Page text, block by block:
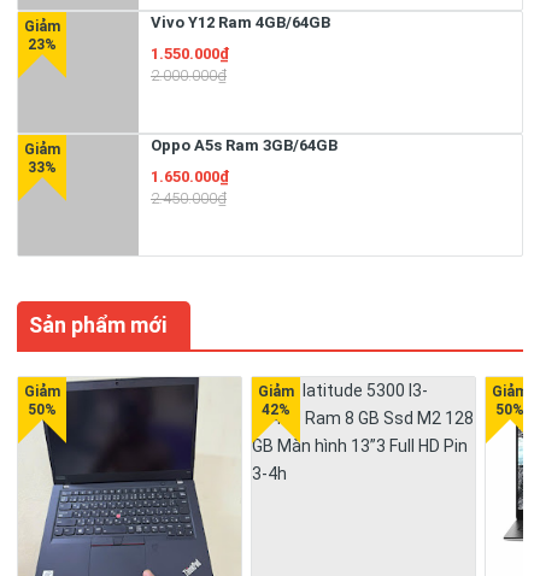
Vivo Y12 Ram 4GB/64GB
1.550.000₫
2.000.000₫
Oppo A5s Ram 3GB/64GB
1.650.000₫
2.450.000₫
Sản phẩm mới